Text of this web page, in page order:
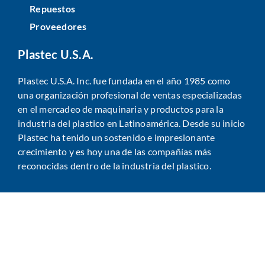
Repuestos
Proveedores
Plastec U.S.A.
Plastec U.S.A. Inc. fue fundada en el año 1985 como
una organización profesional de ventas especializadas
en el mercadeo de maquinaria y productos para la
industria del plastico en Latinoamérica. Desde su inicio
Plastec ha tenido un sostenido e impresionante
crecimiento y es hoy una de las compañías más
reconocidas dentro de la industria del plastico.